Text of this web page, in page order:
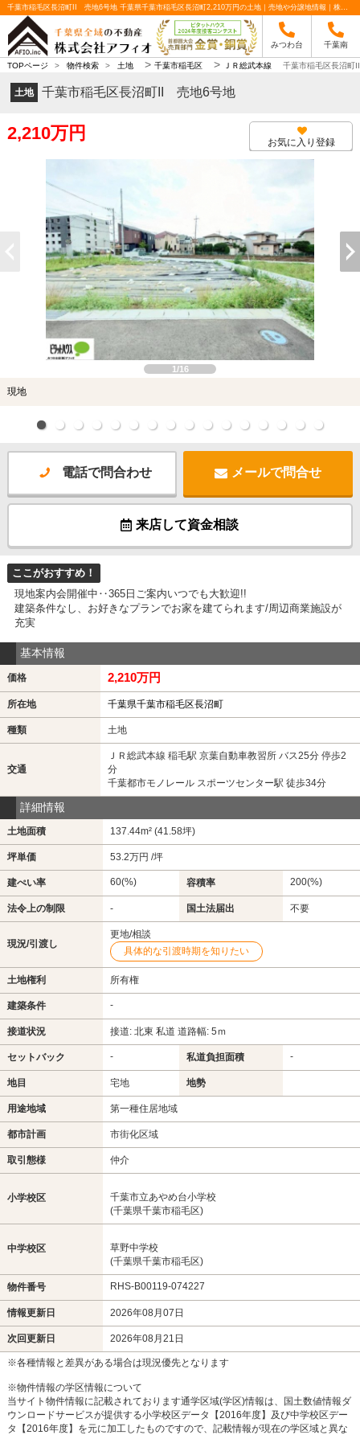
千葉市稲毛区長沼町II 売地6号地 千葉県千葉市稲毛区長沼町2,210万円の土地｜売地や分譲地情報｜株式会社アフィオ
みつわ台 千葉南
TOPページ > 物件検索 > 土地 > 千葉市稲毛区 > ＪＲ総武本線 千葉市稲毛区長沼
土地 千葉市稲毛区長沼町II 売地6号地
2,210万円 お気に入り登録
1/16
現地
電話で問合わせ メールで問合せ
来店して資金相談
ここがおすすめ！
現地案内会開催中‥365日ご案内いつでも大歓迎!!
建築条件なし、お好きなプランでお家を建てられます/周辺商業施設が
充実
基本情報
価格 2,210万円
所在地 千葉県千葉市稲毛区長沼町
種類 土地
交通
ＪＲ総武本線 稲毛駅 京葉自動車教習所 バス25分 停歩2
分
千葉都市モノレール スポーツセンター駅 徒歩34分
詳細情報
土地面積 137.44m² (41.58坪)
坪単価 53.2万円 /坪
建ぺい率 60(%) 容積率 200(%)
法令上の制限 - 国土法届出 不要
現況/引渡し
更地/相談
具体的な引渡時期を知りたい
土地権利 所有権
建築条件 -
接道状況 接道: 北東 私道 道路幅: 5ｍ
セットバック - 私道負担面積 -
地目 宅地 地勢
用途地域 第一種住居地域
都市計画 市街化区域
取引態様 仲介
小学校区
千葉市立あやめ台小学校
(千葉県千葉市稲毛区)
中学校区
草野中学校
(千葉県千葉市稲毛区)
物件番号 RHS-B00119-074227
情報更新日 2026年08月07日
次回更新日 2026年08月21日
※各種情報と差異がある場合は現況優先となります
※物件情報の学区情報について
当サイト物件情報に記載されております通学区域(学区)情報は、国土数値情報ダ
ウンロードサービスが提供する小学校区データ【2016年度】及び中学校区デー
タ【2016年度】を元に加工したものですので、記載情報が現在の学区域と異な